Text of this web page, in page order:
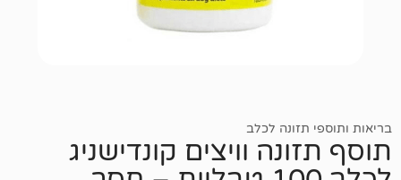
לכלב
וויצים קונדישניג